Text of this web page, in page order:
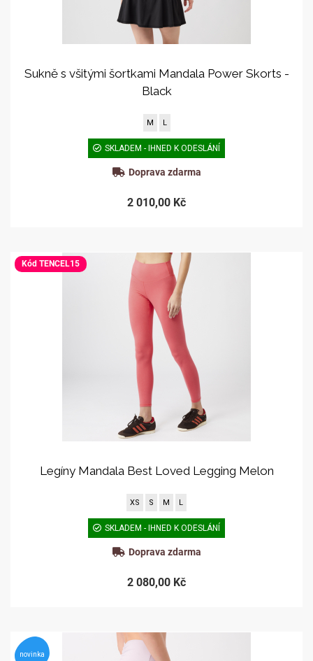
Sukně s všitými šortkami Mandala Power Skorts -
Black
M L
SKLADEM - IHNED K ODESLÁNÍ
Doprava zdarma
2 010,00 Kč
Kód TENCEL15
Legíny Mandala Best Loved Legging Melon
XS S M L
SKLADEM - IHNED K ODESLÁNÍ
Doprava zdarma
2 080,00 Kč
novinka